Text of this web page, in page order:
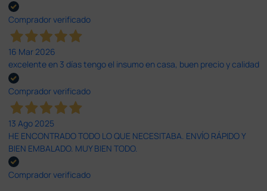
Comprador verificado
16 Mar 2026
excelente en 3 días tengo el insumo en casa, buen precio y calidad
Comprador verificado
13 Ago 2025
HE ENCONTRADO TODO LO QUE NECESITABA. ENVÍO RÁPIDO Y
BIEN EMBALADO. MUY BIEN TODO.
Comprador verificado